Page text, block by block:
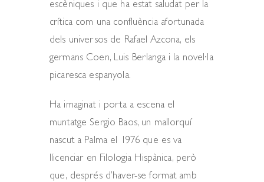
escèniques i que ha estat saludat per la
crítica com una confluència afortunada
dels universos de Rafael Azcona, els
germans Coen, Luis Berlanga i la novel·la
picaresca espanyola.
Ha imaginat i porta a escena el
muntatge Sergio Baos, un mallorquí
nascut a Palma el 1976 que es va
llicenciar en Filologia Hispànica, però
que, després d’haver-se format amb